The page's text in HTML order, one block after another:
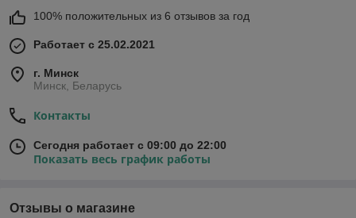
100% положительных из 6 отзывов за год
Работает с 25.02.2021
г. Минск
Минск, Беларусь
Контакты
Сегодня работает с 09:00 до 22:00
Показать весь график работы
Отзывы о магазине